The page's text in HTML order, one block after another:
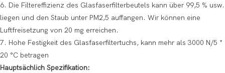
6. Die Filtereffizienz des Glasfaserfilterbeutels kann über 99,5 % usw.
liegen und den Staub unter PM2,5 auffangen. Wir können eine
Luftfreisetzung von 20 mg erreichen.
7. Hohe Festigkeit des Glasfaserfiltertuchs, kann mehr als 3000 N/5 *
20 °C betragen
Hauptsächlich Spezifikation: